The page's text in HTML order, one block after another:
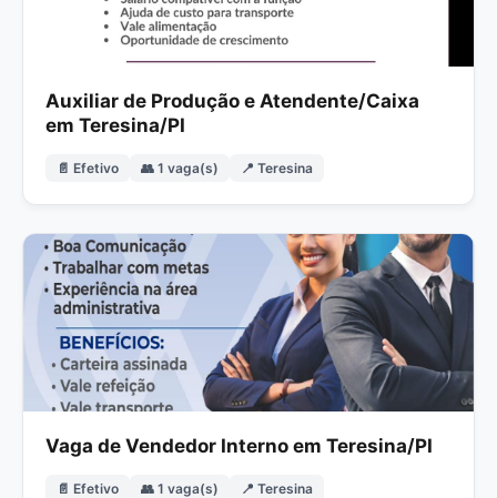
Auxiliar de Produção e Atendente/Caixa
em Teresina/PI
📄 Efetivo 👥 1 vaga(s) 📍 Teresina
Vaga de Vendedor Interno em Teresina/PI
📄 Efetivo 👥 1 vaga(s) 📍 Teresina